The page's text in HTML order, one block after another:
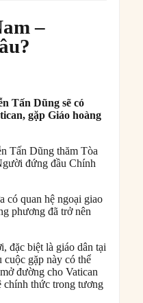
–
Tấn Dũng sẽ có
gặp Giáo hoàng
Tấn Dũng thăm Tòa
đứng đầu Chính
có quan hệ ngoại giao
phương đã trở nên
đặc biệt là giáo dân tại
gặp này có thể
đường cho Vatican
chính thức trong tương